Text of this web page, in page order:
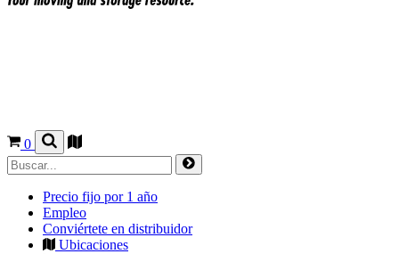
0
Precio fijo por 1 año
Empleo
Conviértete en distribuidor
Ubicaciones